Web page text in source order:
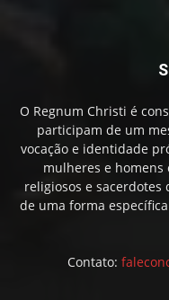
O Regnum Christi é
participam de um
vocação e identidade
mulheres e homens
religiosos e sacerdotes
de uma forma
Contato: